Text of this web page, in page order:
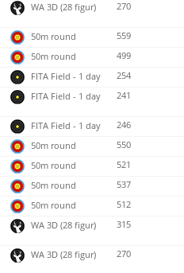
WA 3D (28 figur) 270
50m round
559
50m round
499
FITA Field - 1 day
254
FITA Field - 1 day 241
FITA Field - 1 day
246
50m round
550
50m round
521
50m round
537
50m round
512
WA 3D (28 figur) 315
WA 3D (28 figur) 270